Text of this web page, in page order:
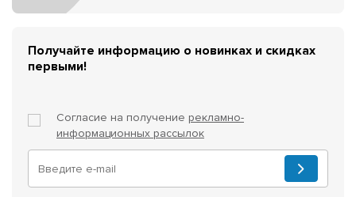
Получайте информацию о новинках и скидках
первыми!
Согласие на получение рекламно-
информационных рассылок